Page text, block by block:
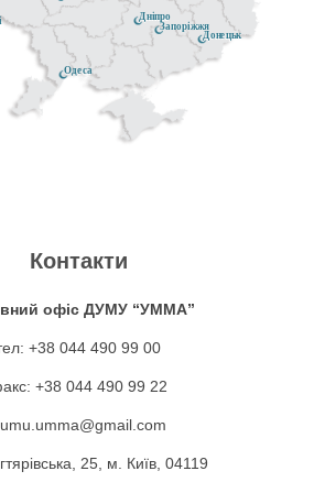
Донецьк
Дніпро
Одеса
Запоріжжя
Контакти
офіс ДУМУ “УММА”
+38 044 490 99 00
+38 044 490 99 22
25, м. Київ, 04119